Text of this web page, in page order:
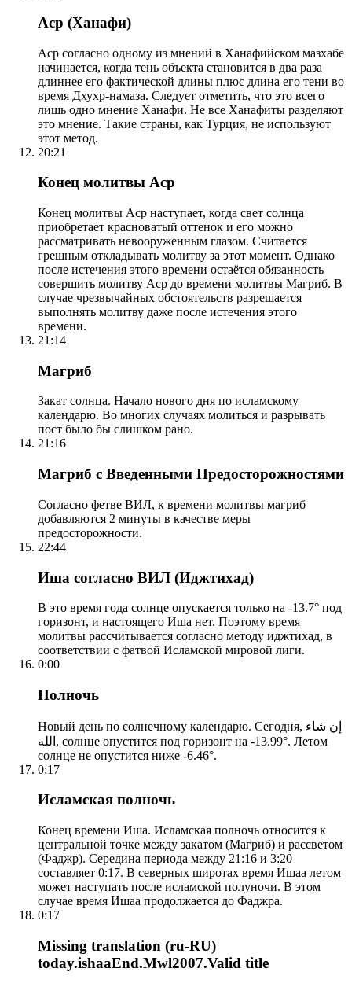
Аср (Ханафи)
Аср согласно одному из мнений в Ханафийском мазхабе
начинается, когда тень объекта становится в два раза
длиннее его фактической длины плюс длина его тени во
время Дхухр-намаза. Следует отметить, что это всего
лишь одно мнение Ханафи. Не все Ханафиты разделяют
это мнение. Такие страны, как Турция, не используют
этот метод.
20:21
Конец молитвы Аср
Конец молитвы Аср наступает, когда свет солнца
приобретает красноватый оттенок и его можно
рассматривать невооруженным глазом. Считается
грешным откладывать молитву за этот момент. Однако
после истечения этого времени остаётся обязанность
совершить молитву Аср до времени молитвы Магриб. В
случае чрезвычайных обстоятельств разрешается
выполнять молитву даже после истечения этого
времени.
21:14
Магриб
Закат солнца. Начало нового дня по исламскому
календарю. Во многих случаях молиться и разрывать
пост было бы слишком рано.
21:16
Магриб с Введенными Предосторожностями
Согласно фетве ВИЛ, к времени молитвы магриб
добавляются 2 минуты в качестве меры
предосторожности.
22:44
Иша согласно ВИЛ (Иджтихад)
В это время года солнце опускается только на -13.7° под
горизонт, и настоящего Иша нет. Поэтому время
молитвы рассчитывается согласно методу иджтихад, в
соответствии с фатвой Исламской мировой лиги.
0:00
Полночь
Новый день по солнечному календарю. Сегодня, إن شاء
الله, солнце опустится под горизонт на -13.99°. Летом
солнце не опустится ниже -6.46°.
0:17
Исламская полночь
Конец времени Иша. Исламская полночь относится к
центральной точке между закатом (Магриб) и рассветом
(Фаджр). Середина периода между 21:16 и 3:20
составляет 0:17. В северных широтах время Ишаа летом
может наступать после исламской полуночи. В этом
случае время Ишаа продолжается до Фаджра.
0:17
Missing translation (ru-RU)
today.ishaaEnd.Mwl2007.Valid title